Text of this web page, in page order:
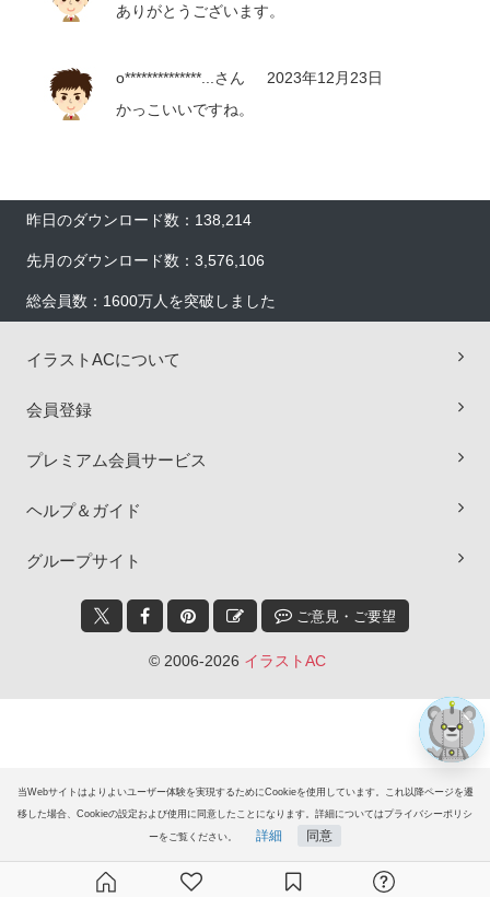
当Webサイトはよりよいユーザー体験を実現するためにCookieを使用しています。これ以降ページを遷
移した場合、Cookieの設定および使用に同意したことになります。詳細についてはプライバシーポリシ
ーをご覧ください。 詳細 同意
ありがとうございます。
o**************... さん
2023年12月23日
かっこいいですね。
昨日のダウンロード数：138,214
先月のダウンロード数：3,576,106
総会員数：1600万人を突破しました
イラストACについて
会員登録
プレミアム会員サービス
ヘルプ＆ガイド
グループサイト
ご意見・ご要望
© 2006-2026 イラストAC